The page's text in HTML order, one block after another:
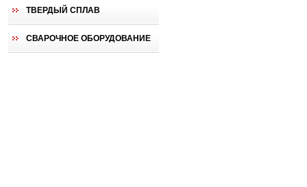
ТВЕРДЫЙ СПЛАВ
СВАРОЧНОЕ ОБОРУДОВАНИЕ